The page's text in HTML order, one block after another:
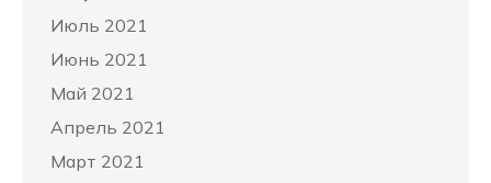
Июль 2021
Июнь 2021
Май 2021
Апрель 2021
Март 2021